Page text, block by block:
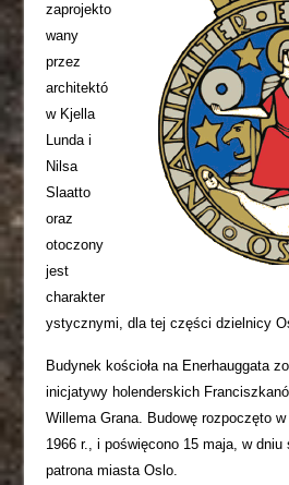
zaprojekto
wany
przez
architektó
w Kjella
Lunda i
Nilsa
Slaatto
oraz
otoczony
jest
charakter
ystycznymi, dla tej części dzielnicy
Budynek kościoła na Enerhauggata
inicjatywy holenderskich
Willema Grana. Budowę rozpoczęto
1966 r., i poświęcono 15 maja, w dniu
patrona miasta Oslo.